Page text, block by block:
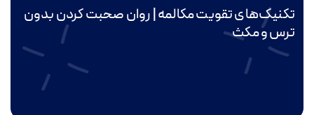
تکنیک‌های تقویت مکالمه | روان صحبت کردن بدون
ترس و مکث